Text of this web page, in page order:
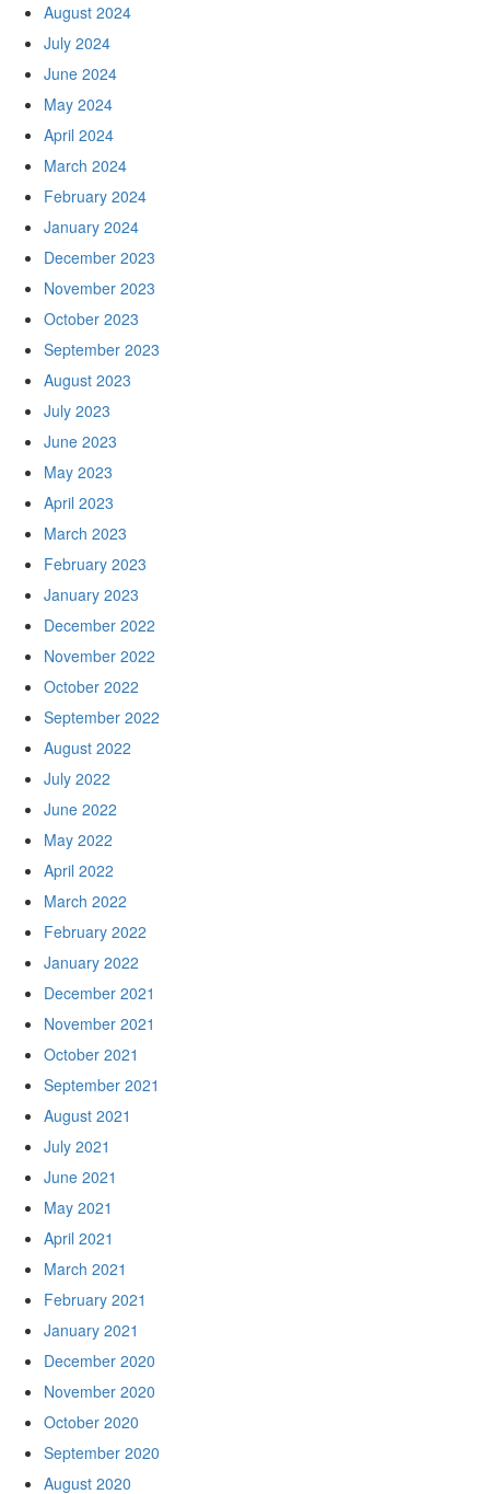
August 2024
July 2024
June 2024
May 2024
April 2024
March 2024
February 2024
January 2024
December 2023
November 2023
October 2023
September 2023
August 2023
July 2023
June 2023
May 2023
April 2023
March 2023
February 2023
January 2023
December 2022
November 2022
October 2022
September 2022
August 2022
July 2022
June 2022
May 2022
April 2022
March 2022
February 2022
January 2022
December 2021
November 2021
October 2021
September 2021
August 2021
July 2021
June 2021
May 2021
April 2021
March 2021
February 2021
January 2021
December 2020
November 2020
October 2020
September 2020
August 2020